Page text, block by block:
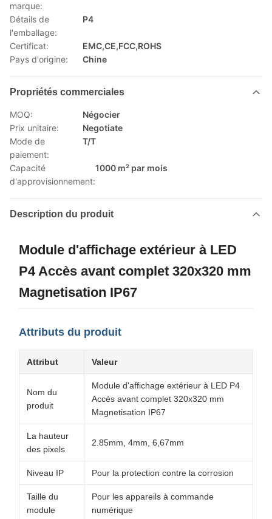
marque:
Détails de
l'emballage:
P4
Certificat:
EMC,CE,FCC,ROHS
Pays d'origine:
Chine
Propriétés commerciales
MOQ:
Négocier
Prix unitaire:
Negotiate
Mode de
paiement:
T/T
Capacité
d'approvisionnement:
1000 m² par mois
Description du produit
Module d'affichage extérieur à LED
P4 Accès avant complet 320x320 mm
Magnetisation IP67
Attributs du produit
Attribut Valeur
Nom du
produit
Module d'affichage extérieur à LED P4
Accès avant complet 320x320 mm
Magnetisation IP67
La hauteur
des pixels
2.85mm, 4mm, 6,67mm
Niveau IP Pour la protection contre la corrosion
Taille du
module
Pour les appareils à commande
numérique